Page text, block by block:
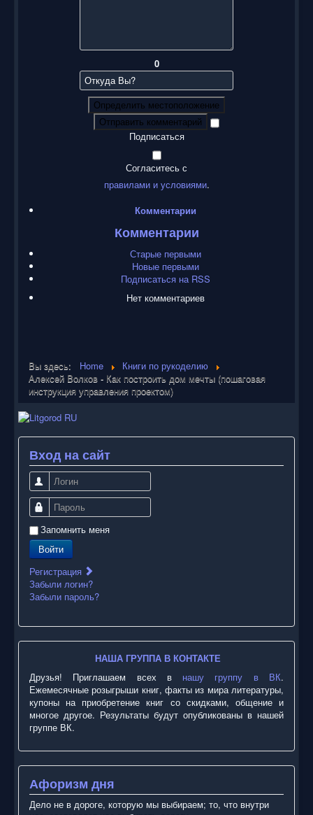
0
Определить местоположение
Отправить комментарий
Подписаться
Согласитесь с
правилами и условиями.
Комментарии
Комментарии
Старые первыми
Новые первыми
Подписаться на RSS
Нет комментариев
Вы здесь: Home
Книги по рукоделию
Алексей Волков - Как построить дом мечты (пошаговая
инструкция управления проектом)
Вход на сайт
Логин
Пароль
Запомнить меня
Войти
Регистрация
Забыли логин?
Забыли пароль?
НАША ГРУППА В КОНТАКТЕ
Друзья! Приглашаем всех в нашу группу в ВК.
Ежемесячные розыгрыши книг, факты из мира литературы,
купоны на приобретение книг со скидками, общение и
многое другое. Результаты будут опубликованы в нашей
группе ВК.
Афоризм дня
Дело не в дороге, которую мы выбираем; то, что внутри